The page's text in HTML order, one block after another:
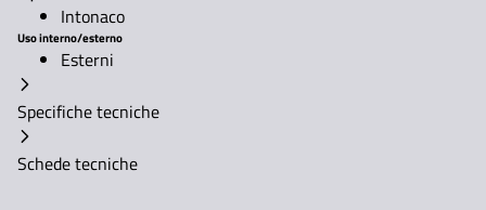
Intonaco
Uso interno/esterno
Esterni
Specifiche tecniche
Schede tecniche